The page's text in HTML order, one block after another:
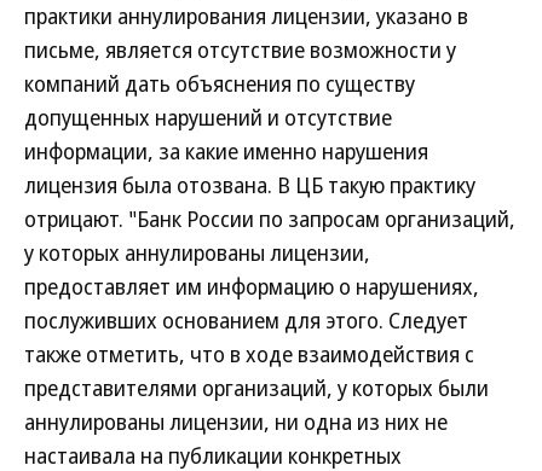
практики аннулирования лицензии, указано в
письме, является отсутствие возможности у
компаний дать объяснения по существу
допущенных нарушений и отсутствие
информации, за какие именно нарушения
лицензия была отозвана. В ЦБ такую практику
отрицают. "Банк России по запросам организаций,
у которых аннулированы лицензии,
предоставляет им информацию о нарушениях,
послуживших основанием для этого. Следует
также отметить, что в ходе взаимодействия с
представителями организаций, у которых были
аннулированы лицензии, ни одна из них не
настаивала на публикации конкретных